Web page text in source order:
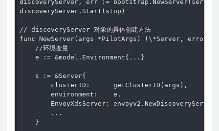
discoveryServer, err :=
discoveryServer.Start(stop)
// discoveryServer 对象的具体创建方法
func NewServer(args *PilotArgs) (\*Server, error) {
    //环境变量
    e := &model.Environment{...}
    s := &Server{
clusterID:      getClusterID(args),
environment:    e,
EnvoyXdsServer:
        ...
    }